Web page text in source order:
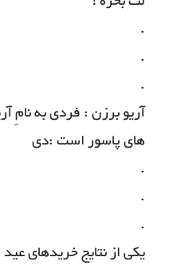
.
.
.
آریو برزن : فردی به
های پاسور است :دی
.
.
.
یکی از نتایج خریدهای